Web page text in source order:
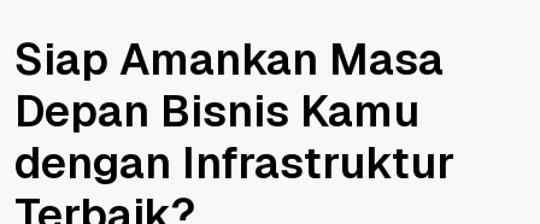
Siap Amankan Masa
Depan Bisnis Kamu
dengan Infrastruktur